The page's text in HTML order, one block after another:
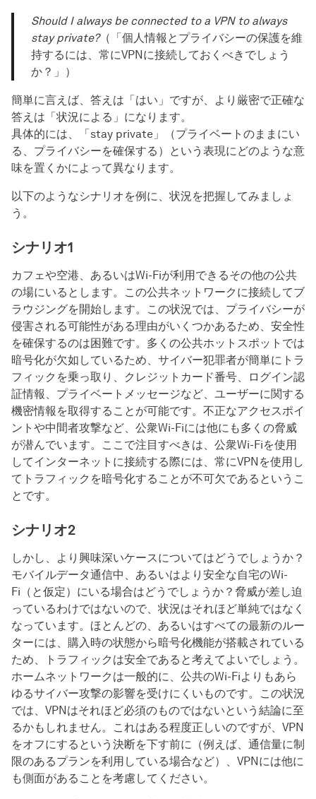
Should I always be connected to a VPN to always
stay private?（「個人情報とプライバシーの保護を維
持するには、常にVPNに接続しておくべきでしょう
か？」）
簡単に言えば、答えは「はい」ですが、より厳密で正確な
答えは「状況による」になります。
具体的には、「stay private」（プライベートのままにい
る、プライバシーを確保する）という表現にどのような意
味を置くかによって異なります。
以下のようなシナリオを例に、状況を把握してみましょ
う。
シナリオ1
カフェや空港、あるいはWi-Fiが利用できるその他の公共
の場にいるとします。この公共ネットワークに接続してブ
ラウジングを開始します。この状況では、プライバシーが
侵害される可能性がある理由がいくつかあるため、安全性
を確保するのは困難です。多くの公共ホットスポットでは
暗号化が欠如しているため、サイバー犯罪者が簡単にトラ
フィックを乗っ取り、クレジットカード番号、ログイン認
証情報、プライベートメッセージなど、ユーザーに関する
機密情報を取得することが可能です。不正なアクセスポイ
ントや中間者攻撃など、公衆Wi-Fiには他にも多くの脅威
が潜んでいます。ここで注目すべきは、公衆Wi-Fiを使用
してインターネットに接続する際には、常にVPNを使用し
てトラフィックを暗号化することが不可欠であるというこ
とです。
シナリオ2
しかし、より興味深いケースについてはどうでしょうか？
モバイルデータ通信中、あるいはより安全な自宅のWi-
Fi（と仮定）にいる場合はどうでしょうか？脅威が差し迫
っているわけではないので、状況はそれほど単純ではなく
なっています。ほとんどの、あるいはすべての最新のルー
ターには、購入時の状態から暗号化機能が搭載されている
ため、トラフィックは安全であると考えてよいでしょう。
ホームネットワークは一般的に、公共のWi-Fiよりもあら
ゆるサイバー攻撃の影響を受けにくいものです。この状況
では、VPNはそれほど必須のものではないという結論に至
るかもしれません。これはある程度正しいのですが、VPN
をオフにするという決断を下す前に（例えば、通信量に制
限のあるプランを利用している場合など）、VPNには他に
も側面があることを考慮してください。